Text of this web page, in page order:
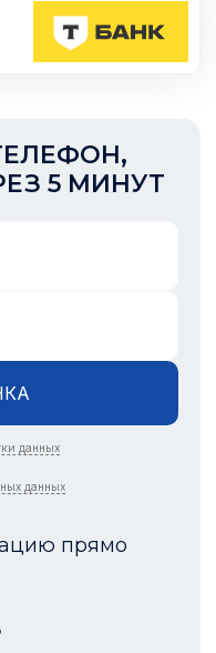
5 МИНУТ
данных
данных
прямо